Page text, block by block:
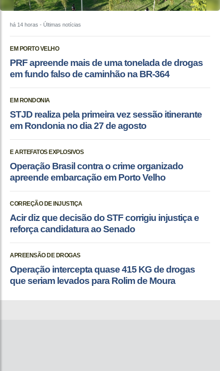
há 14 horas - Últimas notícias
EM PORTO VELHO
PRF apreende mais de uma tonelada de drogas
em fundo falso de caminhão na BR-364
EM RONDONIA
STJD realiza pela primeira vez sessão itinerante
em Rondonia no dia 27 de agosto
E ARTEFATOS EXPLOSIVOS
Operação Brasil contra o crime organizado
apreende embarcação em Porto Velho
CORREÇÃO DE INJUSTIÇA
Acir diz que decisão do STF corrigiu injustiça e
reforça candidatura ao Senado
APREENSÃO DE DROGAS
Operação intercepta quase 415 KG de drogas
que seriam levados para Rolim de Moura